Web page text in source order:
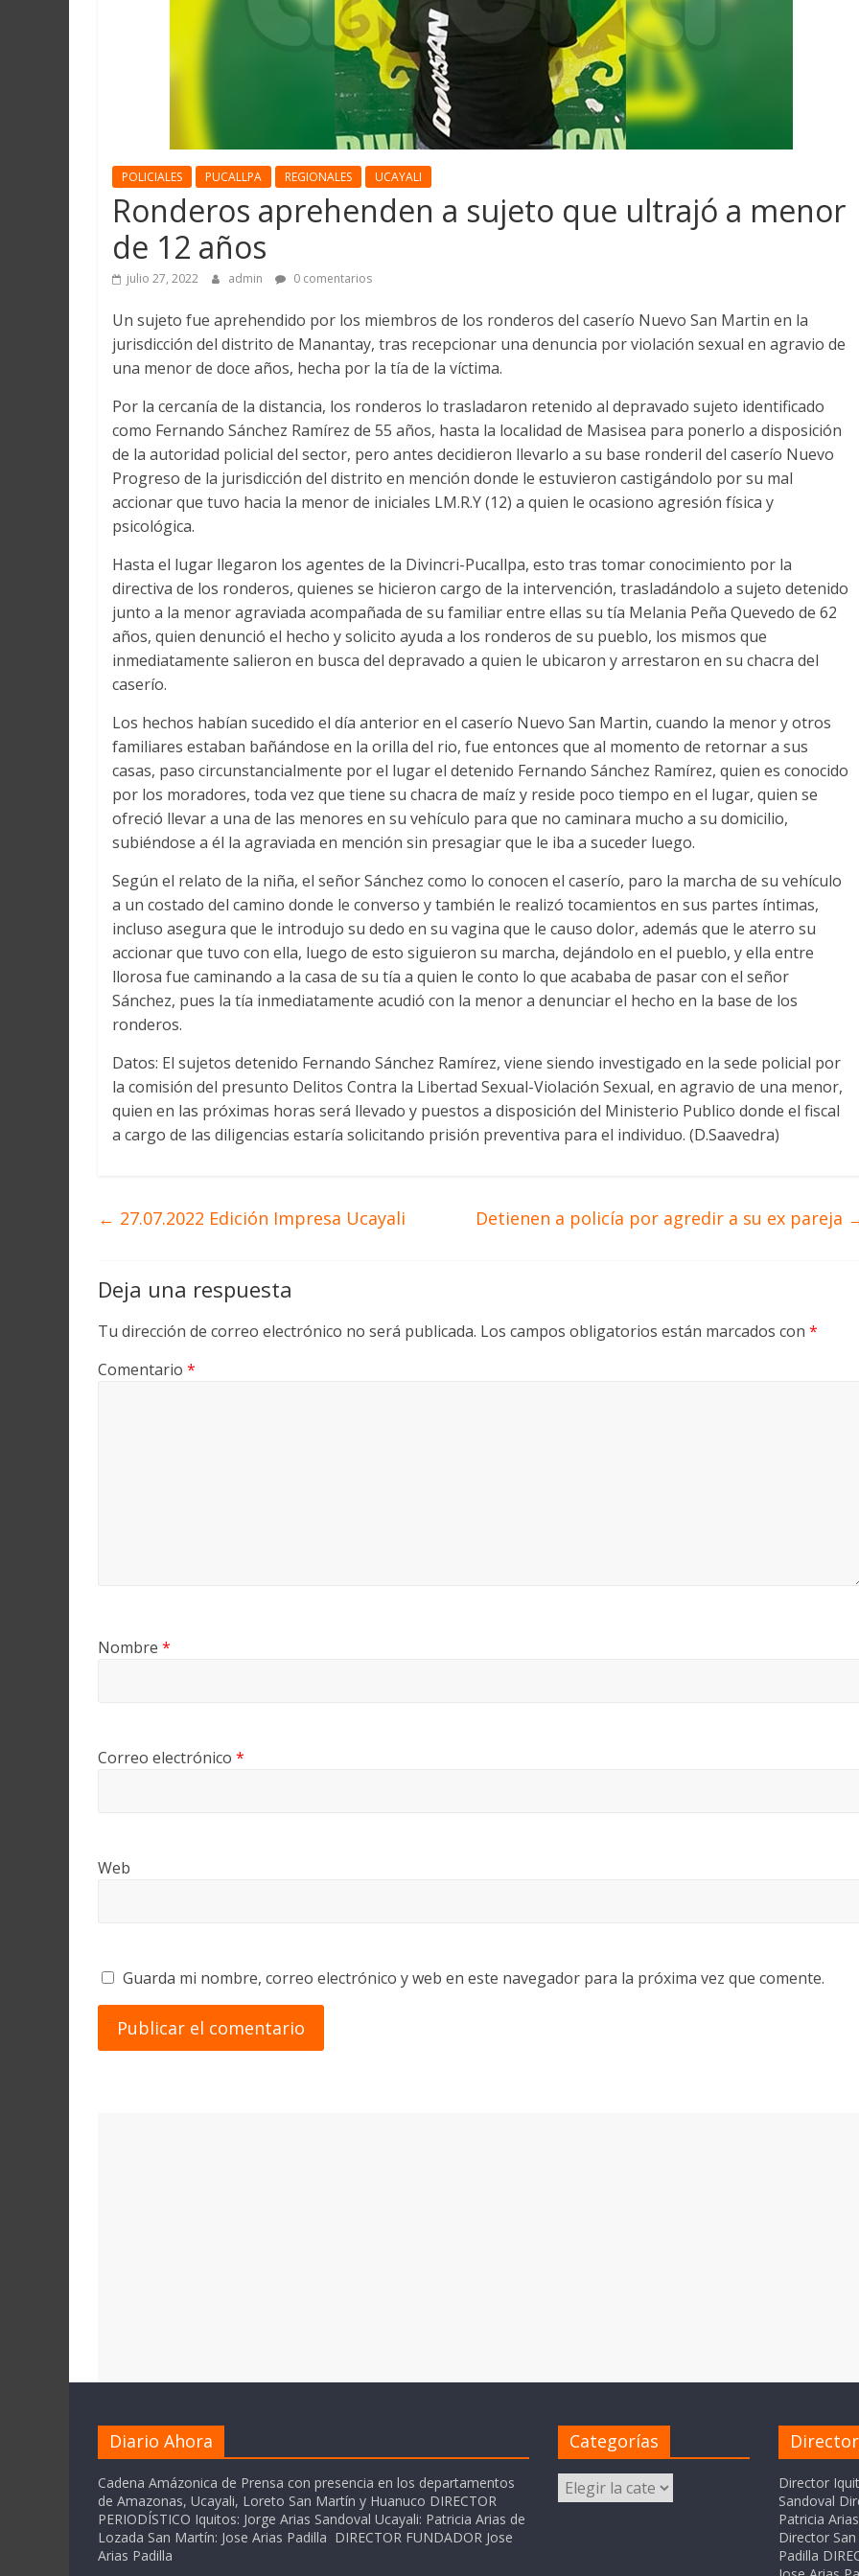
POLICIALES PUCALLPA REGIONALES UCAYALI
Ronderos aprehenden a sujeto que ultrajó a menor
de 12 años
julio 27, 2022 admin 0 comentarios
Un sujeto fue aprehendido por los miembros de los ronderos del caserío Nuevo San Martin en la
jurisdicción del distrito de Manantay, tras recepcionar una denuncia por violación sexual en agravio de
una menor de doce años, hecha por la tía de la víctima.
Por la cercanía de la distancia, los ronderos lo trasladaron retenido al depravado sujeto identificado
como Fernando Sánchez Ramírez de 55 años, hasta la localidad de Masisea para ponerlo a disposición
de la autoridad policial del sector, pero antes decidieron llevarlo a su base ronderil del caserío Nuevo
Progreso de la jurisdicción del distrito en mención donde le estuvieron castigándolo por su mal
accionar que tuvo hacia la menor de iniciales LM.R.Y (12) a quien le ocasiono agresión física y
psicológica.
Hasta el lugar llegaron los agentes de la Divincri-Pucallpa, esto tras tomar conocimiento por la
directiva de los ronderos, quienes se hicieron cargo de la intervención, trasladándolo a sujeto detenido
junto a la menor agraviada acompañada de su familiar entre ellas su tía Melania Peña Quevedo de 62
años, quien denunció el hecho y solicito ayuda a los ronderos de su pueblo, los mismos que
inmediatamente salieron en busca del depravado a quien le ubicaron y arrestaron en su chacra del
caserío.
Los hechos habían sucedido el día anterior en el caserío Nuevo San Martin, cuando la menor y otros
familiares estaban bañándose en la orilla del rio, fue entonces que al momento de retornar a sus
casas, paso circunstancialmente por el lugar el detenido Fernando Sánchez Ramírez, quien es conocido
por los moradores, toda vez que tiene su chacra de maíz y reside poco tiempo en el lugar, quien se
ofreció llevar a una de las menores en su vehículo para que no caminara mucho a su domicilio,
subiéndose a él la agraviada en mención sin presagiar que le iba a suceder luego.
Según el relato de la niña, el señor Sánchez como lo conocen el caserío, paro la marcha de su vehículo
a un costado del camino donde le converso y también le realizó tocamientos en sus partes íntimas,
incluso asegura que le introdujo su dedo en su vagina que le causo dolor, además que le aterro su
accionar que tuvo con ella, luego de esto siguieron su marcha, dejándolo en el pueblo, y ella entre
llorosa fue caminando a la casa de su tía a quien le conto lo que acababa de pasar con el señor
Sánchez, pues la tía inmediatamente acudió con la menor a denunciar el hecho en la base de los
ronderos.
Datos: El sujetos detenido Fernando Sánchez Ramírez, viene siendo investigado en la sede policial por
la comisión del presunto Delitos Contra la Libertad Sexual-Violación Sexual, en agravio de una menor,
quien en las próximas horas será llevado y puestos a disposición del Ministerio Publico donde el fiscal
a cargo de las diligencias estaría solicitando prisión preventiva para el individuo. (D.Saavedra)
← 27.07.2022 Edición Impresa Ucayali Detienen a policía por agredir a su ex pareja
Deja una respuesta
Tu dirección de correo electrónico no será publicada. Los campos obligatorios están marcados con *
Comentario *
Nombre *
Correo electrónico *
Web
Guarda mi nombre, correo electrónico y web en este navegador para la próxima vez que comente.
Diario Ahora
Cadena Amázonica de Prensa con presencia en los departamentos
de Amazonas, Ucayali, Loreto San Martín y Huanuco DIRECTOR
PERIODÍSTICO Iquitos: Jorge Arias Sandoval Ucayali: Patricia Arias de
Lozada San Martín: Jose Arias Padilla DIRECTOR FUNDADOR Jose
Arias Padilla
Categorías
Categorías
Director
Sandoval
Patricia
Director
Padilla